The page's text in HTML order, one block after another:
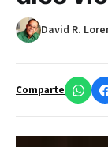
David R.
Comparte